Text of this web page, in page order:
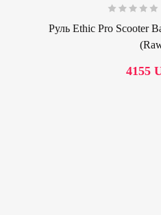
Руль Ethic Pro Scooter
4155